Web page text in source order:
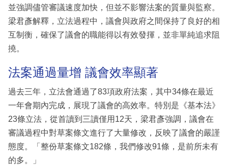
並強調儘管審議速度加快，但並不影響法案的質量與監察。
梁君彥解釋，立法過程中，議會與政府之間保持了良好的相
互制衡，確保了議會的職能得以有效發揮，並非單純追求阻
撓。
法案通過量增 議會效率顯著
過去三年，立法會通過了83項政府法案，其中34條在最近
一年會期內完成，展現了議會的高效率。特別是《基本法》
23條立法，從首讀到三讀僅用12天，梁君彥強調，議會在
審議過程中對草案條文進行了大量修改，反映了議會的嚴謹
態度。「整份草案條文182條，我們修改91條，是前所未有
的多。」